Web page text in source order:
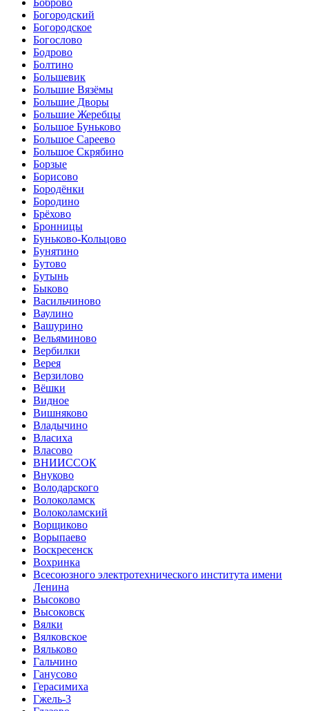
Боброво
Богородский
Богородское
Богослово
Бодрово
Болтино
Большевик
Большие Вязёмы
Большие Дворы
Большие Жеребцы
Большое Буньково
Большое Сареево
Большое Скрябино
Борзые
Борисово
Бородёнки
Бородино
Брёхово
Бронницы
Буньково-Кольцово
Бунятино
Бутово
Бутынь
Быково
Васильчиново
Ваулино
Вашурино
Вельяминово
Вербилки
Верея
Верзилово
Вёшки
Видное
Вишняково
Владычино
Власиха
Власово
ВНИИССОК
Внуково
Володарского
Волоколамск
Волоколамский
Ворщиково
Ворыпаево
Воскресенск
Вохринка
Всесоюзного электротехнического института имени
Ленина
Высоково
Высоковск
Вялки
Вялковское
Вяльково
Гальчино
Ганусово
Герасимиха
Гжель-3